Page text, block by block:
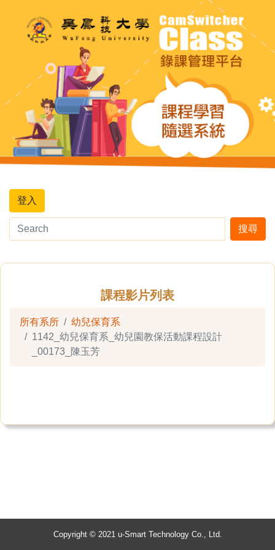
登入
搜尋
課程影片列表
所有系所
幼兒保育系
1142_幼兒保育系_幼兒園教保活動課程設計
_00173_陳玉芳
Copyright © 2021 u-Smart Technology Co., Ltd.